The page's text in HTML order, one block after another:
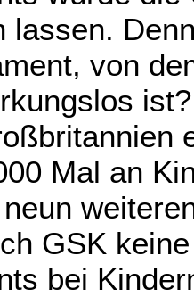
lassen.
von
Mal an
GSK
bei